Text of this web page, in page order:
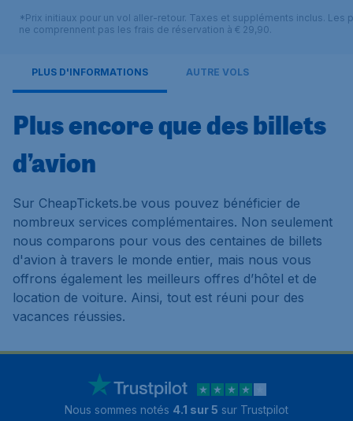
*Prix initiaux pour un vol aller-retour. Taxes et suppléments inclus. Les
ne comprennent pas les frais de réservation à € 29,90.
PLUS D'INFORMATIONS AUTRE VOLS
Plus encore que des billets
d’avion
Sur CheapTickets.be vous pouvez bénéficier de
nombreux services complémentaires. Non seulement
nous comparons pour vous des centaines de billets
d'avion à travers le monde entier, mais nous vous
offrons également les meilleurs offres d’hôtel et de
location de voiture. Ainsi, tout est réuni pour des
vacances réussies.
Nous sommes notés 4.1 sur 5 sur Trustpilot